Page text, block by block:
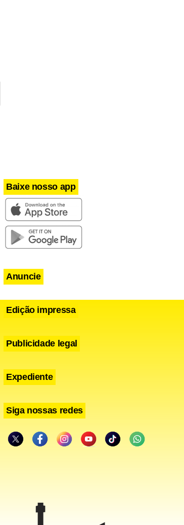
Baixe nosso app
Anuncie
Edição impressa
Publicidade legal
Expediente
Siga nossas redes